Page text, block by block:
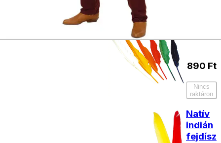
890 Ft
Nincs
raktáron
Natív
indián
fejdísz